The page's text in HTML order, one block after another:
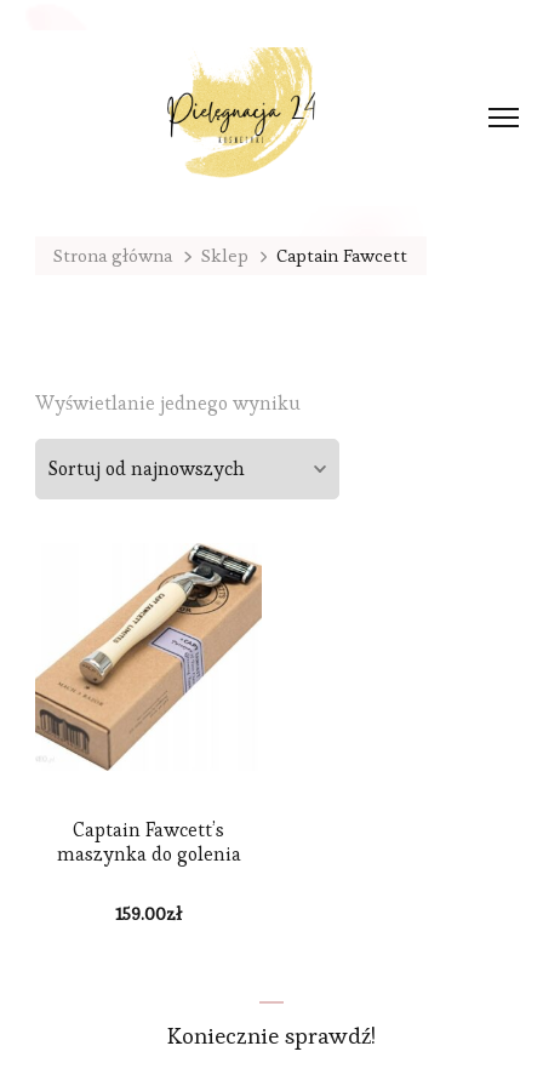
Strona główna Sklep Captain Fawcett
Wyświetlanie jednego wyniku
Captain Fawcett’s
maszynka do golenia
159.00zł
Koniecznie sprawdź!